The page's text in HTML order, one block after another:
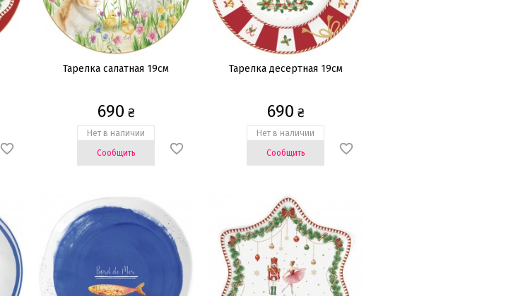
Тарелка салатная 19см
690 ₴
Нет в наличии
Сообщить
Тарелка десертная 19см
690 ₴
Нет в наличии
Сообщить